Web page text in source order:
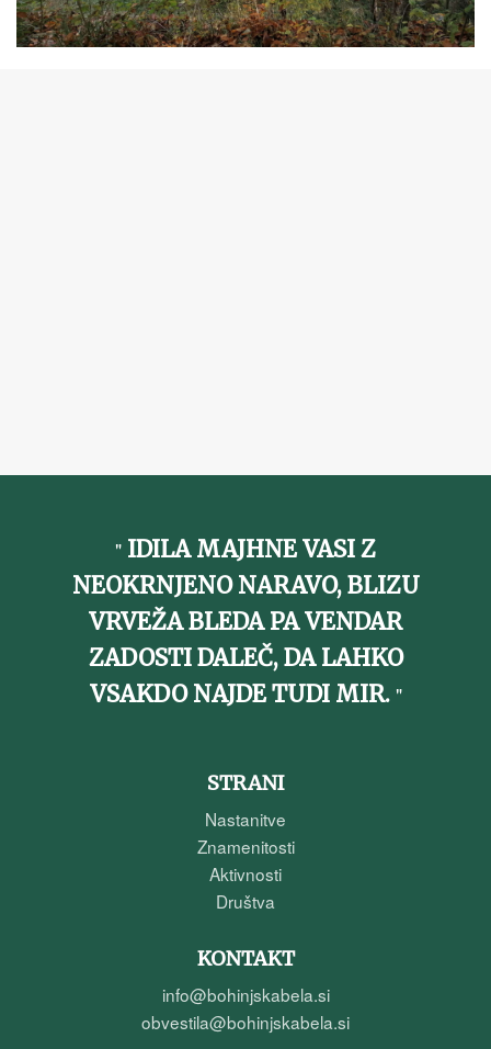
IDILA MAJHNE VASI Z
NEOKRNJENO NARAVO, BLIZU
VRVEŽA BLEDA PA VENDAR
ZADOSTI DALEČ, DA LAHKO
VSAKDO NAJDE TUDI MIR.
STRANI
Nastanitve
Znamenitosti
Aktivnosti
Društva
KONTAKT
info@bohinjskabela.si
obvestila@bohinjskabela.si